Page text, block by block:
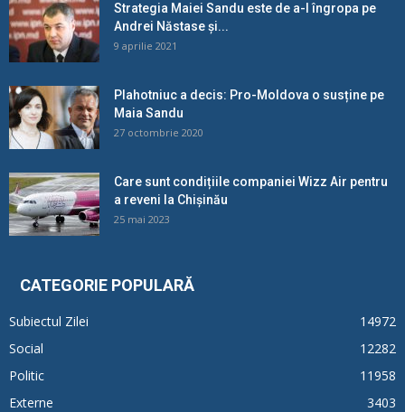
Strategia Maiei Sandu este de a-l îngropa pe
Andrei Năstase și...
9 aprilie 2021
Plahotniuc a decis: Pro-Moldova o susține pe
Maia Sandu
27 octombrie 2020
Care sunt condițiile companiei Wizz Air pentru
a reveni la Chișinău
25 mai 2023
CATEGORIE POPULARĂ
Subiectul Zilei
14972
Social
12282
Politic
11958
Externe
3403